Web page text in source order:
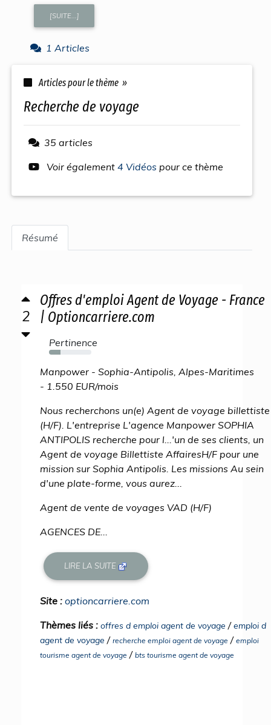
[SUITE...]
1 Articles
Articles pour le thème »
recherche de voyage
35 articles
Voir également 4 Vidéos pour ce thème
Résumé
2
Offres d'emploi Agent de Voyage - France
| Optioncarriere.com
Pertinence
27%
Manpower - Sophia-Antipolis, Alpes-Maritimes
- 1.550 EUR/mois
Nous recherchons un(e) Agent de voyage billettiste
(H/F). L'entreprise L'agence Manpower SOPHIA
ANTIPOLIS recherche pour l...'un de ses clients, un
Agent de voyage Billettiste AffairesH/F pour une
mission sur Sophia Antipolis. Les missions Au sein
d'une plate-forme, vous aurez...
Agent de vente de voyages VAD (H/F)
AGENCES DE...
LIRE LA SUITE
Site : optioncarriere.com
Thèmes liés : offres d emploi agent de voyage /emploi d
agent de voyage / recherche emploi agent de voyage / emploi
tourisme agent de voyage / bts tourisme agent de voyage